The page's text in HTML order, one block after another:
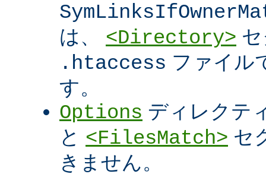
は、 <Directory>
.htaccess ファイル
す。
Options ディレクテ
と <FilesMatch> セ
きません。